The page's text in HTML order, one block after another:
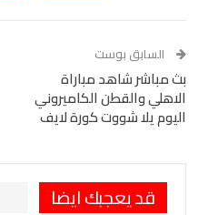
Tumblr
البريد الإلكتروني
Digg
LINE
السابق بوست
بث مباشر شاهد مباراة
الاهلي والقطن الكاميروني
اليوم يلا شووت كورة لايف
قد يعجبك ايضا